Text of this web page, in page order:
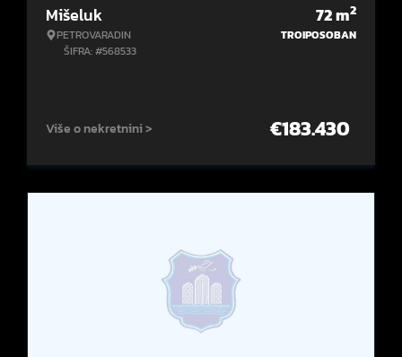
Mišeluk
PETROVARADIN
ŠIFRA: #568533
72m2
TROIPOSOBAN
Više o nekretnini > €183.430